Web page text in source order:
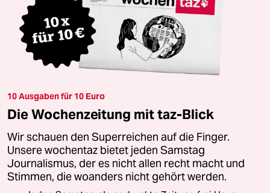
10 Ausgaben für 10 Euro
Die Wochenzeitung mit taz-Blick
Wir schauen den Superreichen auf die Finger.
Unsere wochentaz bietet jeden Samstag
Journalismus, der es nicht allen recht macht und
Stimmen, die woanders nicht gehört werden.